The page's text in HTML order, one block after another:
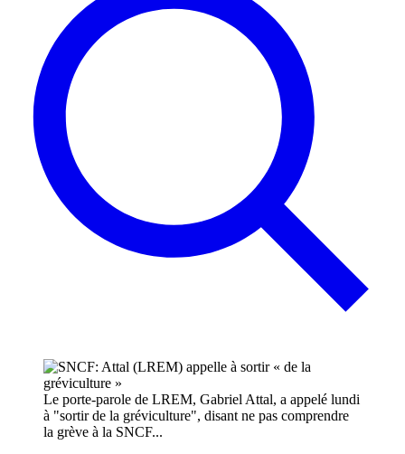
Le porte-parole de LREM, Gabriel Attal, a appelé lundi
à "sortir de la gréviculture", disant ne pas comprendre
la grève à la SNCF...